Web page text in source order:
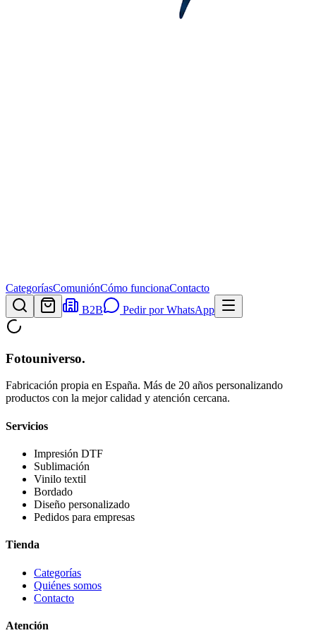
CategoríasComuniónCómo funcionaContacto
B2B
Pedir por WhatsApp
Fotouniverso.
Fabricación propia en España. Más de 20 años personalizando
productos con la mejor calidad y atención cercana.
Servicios
Impresión DTF
Sublimación
Vinilo textil
Bordado
Diseño personalizado
Pedidos para empresas
Tienda
Categorías
Quiénes somos
Contacto
Atención